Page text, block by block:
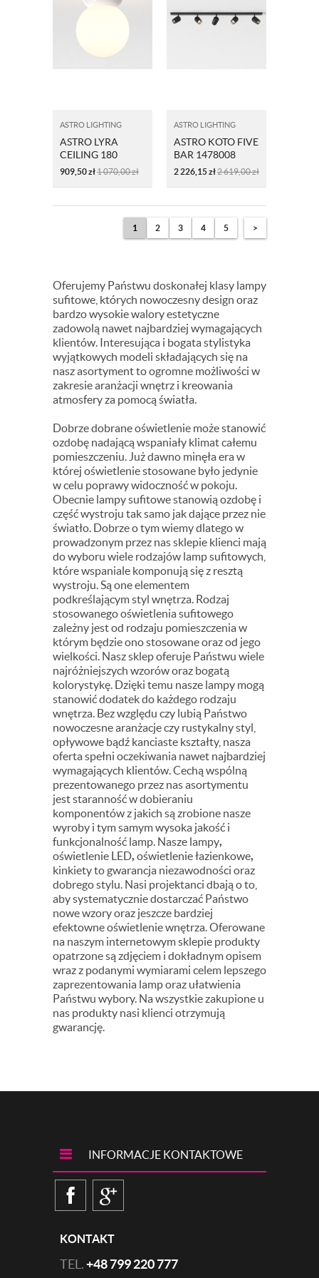
ASTRO LIGHTING
ASTRO LYRA
CEILING 180
1472004
909,50zł1 070,00zł
ASTRO LIGHTING
ASTRO KOTO FIVE
BAR 1478008
2 226,15zł2 619,00zł
1 2 3 4 5 >
Oferujemy Państwu doskonałej klasy lampy
sufitowe, których nowoczesny design oraz
bardzo wysokie walory estetyczne
zadowolą nawet najbardziej wymagających
klientów. Interesująca i bogata stylistyka
wyjątkowych modeli składających się na
nasz asortyment to ogromne możliwości w
zakresie aranżacji wnętrz i kreowania
atmosfery za pomocą światła.
Dobrze dobrane oświetlenie może stanowić
ozdobę nadającą wspaniały klimat całemu
pomieszczeniu. Już dawno minęła era w
której oświetlenie stosowane było jedynie
w celu poprawy widoczność w pokoju.
Obecnie lampy sufitowe stanowią ozdobę i
część wystroju tak samo jak dające przez nie
światło. Dobrze o tym wiemy dlatego w
prowadzonym przez nas sklepie klienci mają
do wyboru wiele rodzajów lamp sufitowych,
które wspaniale komponują się z resztą
wystroju. Są one elementem
podkreślającym styl wnętrza. Rodzaj
stosowanego oświetlenia sufitowego
zależny jest od rodzaju pomieszczenia w
którym będzie ono stosowane oraz od jego
wielkości. Nasz sklep oferuje Państwu wiele
najróżniejszych wzorów oraz bogatą
kolorystykę. Dzięki temu nasze lampy mogą
stanowić dodatek do każdego rodzaju
wnętrza. Bez względu czy lubią Państwo
nowoczesne aranżacje czy rustykalny styl,
opływowe bądź kanciaste kształty, nasza
oferta spełni oczekiwania nawet najbardziej
wymagających klientów. Cechą wspólną
prezentowanego przez nas asortymentu
jest staranność w dobieraniu
komponentów z jakich są zrobione nasze
wyroby i tym samym wysoka jakość i
funkcjonalność lamp. Nasze lampy,
oświetlenie LED, oświetlenie łazienkowe,
kinkietyto gwarancja niezawodności oraz
dobrego stylu. Nasi projektanci dbają o to,
aby systematycznie dostarczać Państwo
nowe wzory oraz jeszcze bardziej
efektowne oświetlenie wnętrza. Oferowane
na naszym internetowym sklepie produkty
opatrzone są zdjęciem i dokładnym opisem
wraz z podanymi wymiarami celem lepszego
zaprezentowania lamp oraz ułatwienia
Państwu wybory. Na wszystkie zakupione u
nas produkty nasi klienci otrzymują
gwarancję.
INFORMACJE KONTAKTOWE
KONTAKT
TEL.+48 799 220 777